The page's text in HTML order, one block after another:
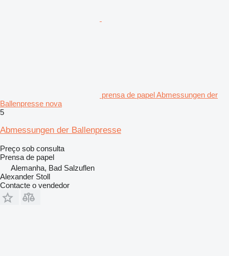
prensa de papel Abmessungen der
Ballenpresse nova
5
Abmessungen der Ballenpresse
Preço sob consulta
Prensa de papel
Alemanha, Bad Salzuflen
Alexander Stoll
Contacte o vendedor